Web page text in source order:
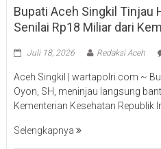
Bupati Aceh Singkil Tinjau
Senilai Rp18 Miliar dari
Juli 18, 2026 Redaksi Aceh
Aceh Singkil | wartapolri.com ~
Oyon, SH, meninjau langsung
Kementerian Kesehatan Republik
Selengkapnya